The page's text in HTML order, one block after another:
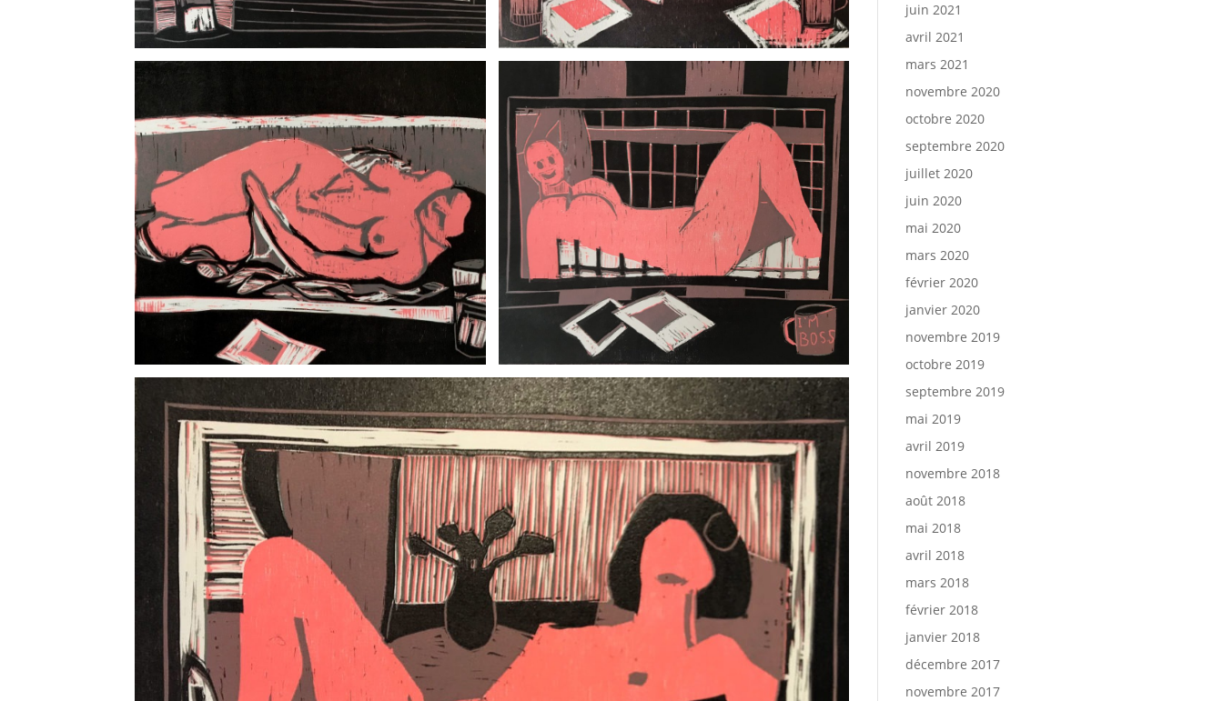
juin 2021
avril 2021
mars 2021
novembre 2020
octobre 2020
septembre 2020
juillet 2020
juin 2020
mai 2020
mars 2020
février 2020
janvier 2020
novembre 2019
octobre 2019
septembre 2019
mai 2019
avril 2019
novembre 2018
août 2018
mai 2018
avril 2018
mars 2018
février 2018
janvier 2018
décembre 2017
novembre 2017